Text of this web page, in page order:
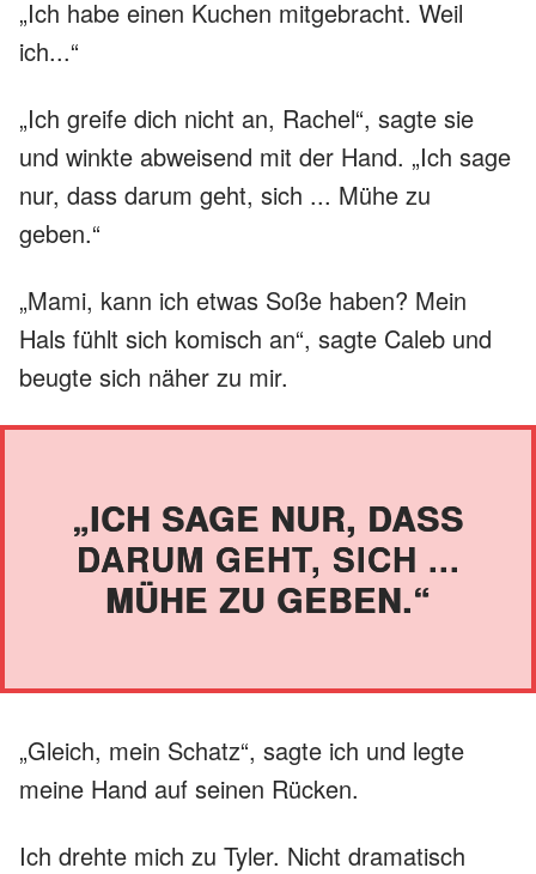
„Ich habe einen Kuchen mitgebracht. Weil
ich...“
„Ich greife dich nicht an, Rachel“, sagte sie
und winkte abweisend mit der Hand. „Ich sage
nur, dass darum geht, sich ... Mühe zu
geben.“
„Mami, kann ich etwas Soße haben? Mein
Hals fühlt sich komisch an“, sagte Caleb und
beugte sich näher zu mir.
„ICH SAGE NUR, DASS
DARUM GEHT, SICH ...
MÜHE ZU GEBEN.“
„Gleich, mein Schatz“, sagte ich und legte
meine Hand auf seinen Rücken.
Ich drehte mich zu Tyler. Nicht dramatisch